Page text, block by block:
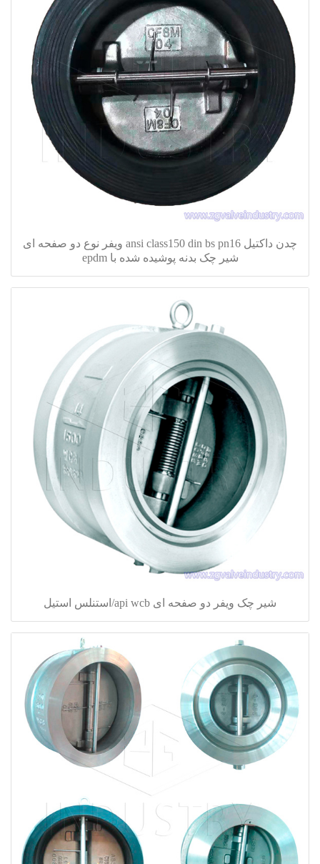
چدن داکتیل ansi class150 din bs pn16 ویفر نوع دو صفحه ای
شیر چک بدنه پوشیده شده با epdm
شیر چک ویفر دو صفحه ای api wcb/استنلس استیل